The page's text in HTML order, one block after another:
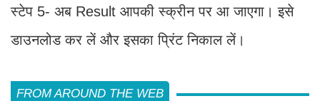
स्टेप 5- अब Result आपकी स्क्रीन पर आ जाएगा। इसे
डाउनलोड कर लें और इसका प्रिंट निकाल लें।
FROM AROUND THE WEB